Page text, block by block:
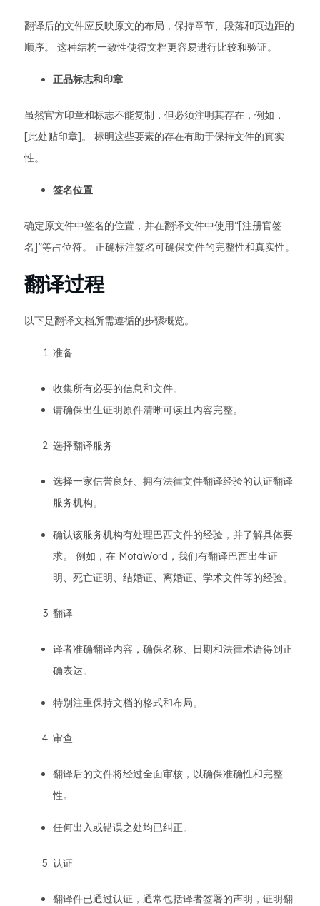
翻译后的文件应反映原文的布局，保持章节、段落和页边距的
顺序。 这种结构一致性使得文档更容易进行比较和验证。
正品标志和印章
虽然官方印章和标志不能复制，但必须注明其存在，例如，
[此处贴印章]。 标明这些要素的存在有助于保持文件的真实
性。
签名位置
确定原文件中签名的位置，并在翻译文件中使用“[注册官签
名]”等占位符。 正确标注签名可确保文件的完整性和真实性。
翻译过程
以下是翻译文档所需遵循的步骤概览。
准备
收集所有必要的信息和文件。
请确保出生证明原件清晰可读且内容完整。
选择翻译服务
选择一家信誉良好、拥有法律文件翻译经验的认证翻译
服务机构。
确认该服务机构有处理巴西文件的经验，并了解具体要
求。 例如，在 MotaWord，我们有翻译巴西出生证
明、死亡证明、结婚证、离婚证、学术文件等的经验。
翻译
译者准确翻译内容，确保名称、日期和法律术语得到正
确表达。
特别注重保持文档的格式和布局。
审查
翻译后的文件将经过全面审核，以确保准确性和完整
性。
任何出入或错误之处均已纠正。
认证
翻译件已通过认证，通常包括译者签署的声明，证明翻